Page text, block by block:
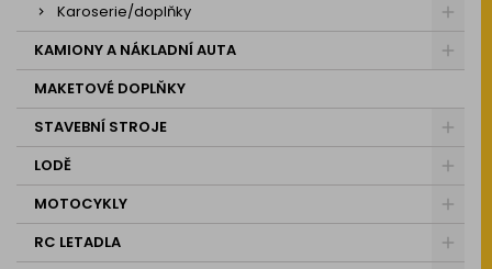
Karoserie/doplňky
KAMIONY A NÁKLADNÍ AUTA
MAKETOVÉ DOPLŇKY
STAVEBNÍ STROJE
LODĚ
MOTOCYKLY
RC LETADLA